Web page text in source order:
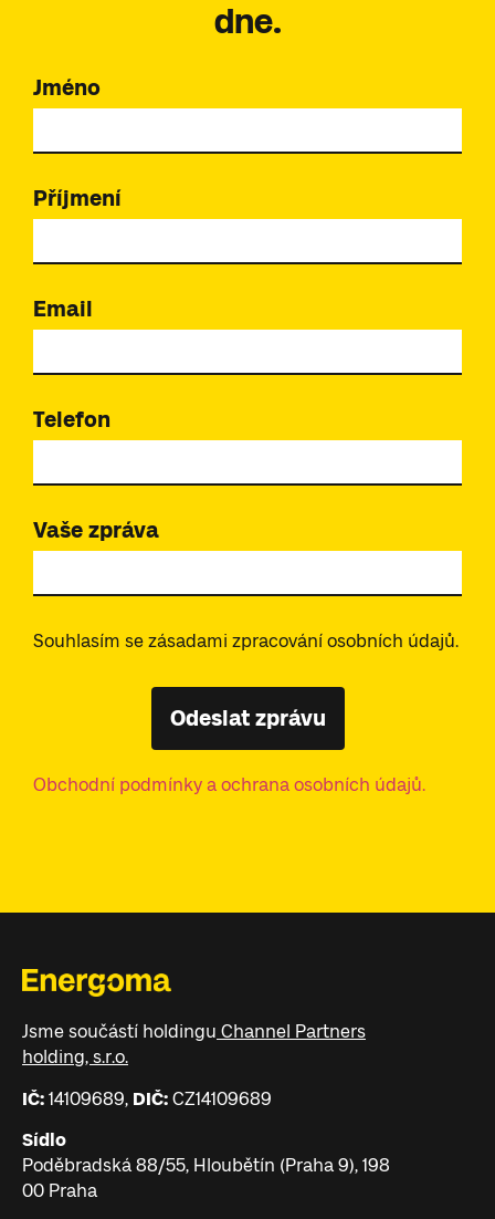
dne.
Jméno
Příjmení
Email
Telefon
Vaše zpráva
Souhlasím se zásadami zpracování osobních údajů.
Odeslat zprávu
Obchodní podmínky a ochrana osobních údajů.
Jsme součástí holdingu Channel Partners
holding, s.r.o.
IČ: 14109689, DIČ: CZ14109689
Sídlo
Poděbradská 88/55, Hloubětín (Praha 9), 198
00 Praha